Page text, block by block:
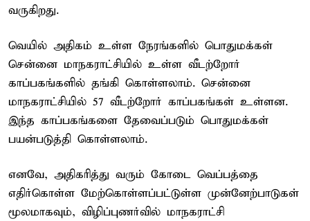
வருகிறது.
வெயில் அதிகம் உள்ள நேரங்களில் பொதுமக்கள்
சென்னை மாநகராட்சியில் உள்ள வீடற்றோர்
காப்பகங்களில் தங்கி கொள்ளலாம். சென்னை
மாநகராட்சியில் 57 வீடற்றோர் காப்பகங்கள் உள்ளன.
இந்த காப்பகங்களை தேவைப்படும் பொதுமக்கள்
பயன்படுத்தி கொள்ளலாம்.
எனவே, அதிகரித்து வரும் கோடை வெப்பத்தை
எதிர்கொள்ள மேற்கொள்ளப்பட்டுள்ள முன்னேற்பாடுகள்
மூலமாகவும், விழிப்புணர்வில் மாநகராட்சி